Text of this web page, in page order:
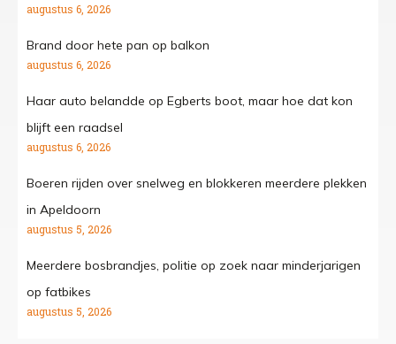
augustus 6, 2026
Brand door hete pan op balkon
augustus 6, 2026
Haar auto belandde op Egberts boot, maar hoe dat kon
blijft een raadsel
augustus 6, 2026
Boeren rijden over snelweg en blokkeren meerdere plekken
in Apeldoorn
augustus 5, 2026
Meerdere bosbrandjes, politie op zoek naar minderjarigen
op fatbikes
augustus 5, 2026